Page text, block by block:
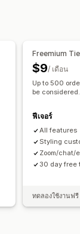
ชุดรวมFreemium
$9/ เดือน
Up to 500
be considered.
ฟีเจอร์
All features
Styling
Zoom/chat/
30 day free
ทดลองใช้งานฟ